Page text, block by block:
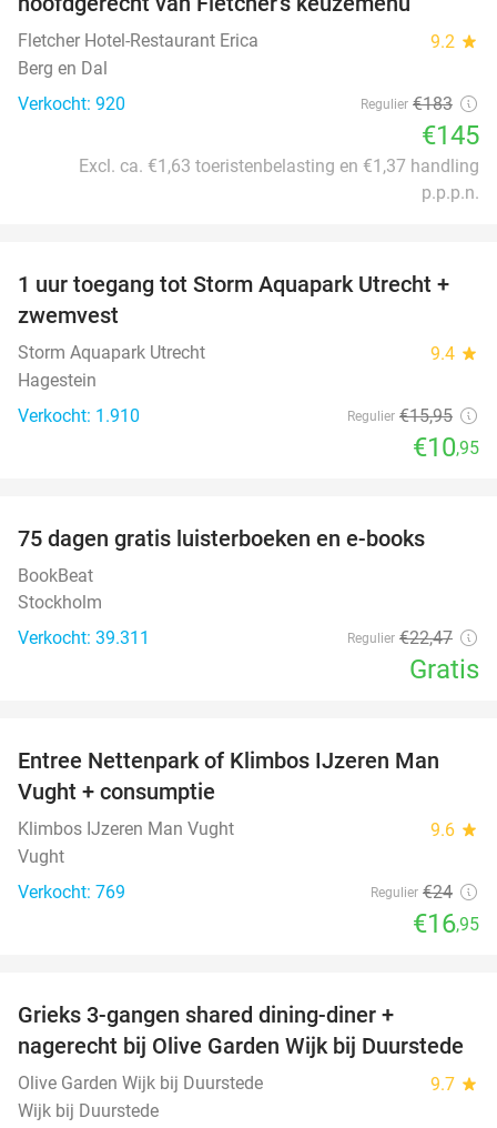
Fletcher Hotel-Restaurant Erica 9.2 star
Berg en Dal
Verkocht: 920
Regulier €183
€145
Excl. ca. €1,63 toeristenbelasting en €1,37 handling
p.p.p.n.
31%
1 uur toegang tot Storm Aquapark Utrecht +
zwemvest
Storm Aquapark Utrecht 9.4 star
Hagestein
Verkocht: 1.910
Regulier €15,95
€10,95
75 dagen gratis luisterboeken en e-books
BookBeat
Stockholm
Verkocht: 39.311
Regulier €22,47
Gratis
29%
Entree Nettenpark of Klimbos IJzeren Man
Vught + consumptie
Klimbos IJzeren Man Vught 9.6 star
Vught
Verkocht: 769
Regulier €24
€16,95
Grieks 3-gangen shared dining-diner +
nagerecht bij Olive Garden Wijk bij Duurstede
Olive Garden Wijk bij Duurstede 9.7 star
Wijk bij Duurstede